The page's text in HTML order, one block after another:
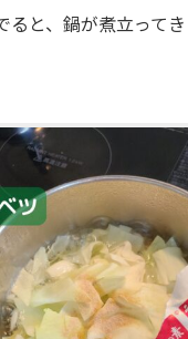
と、鍋が煮立ってき